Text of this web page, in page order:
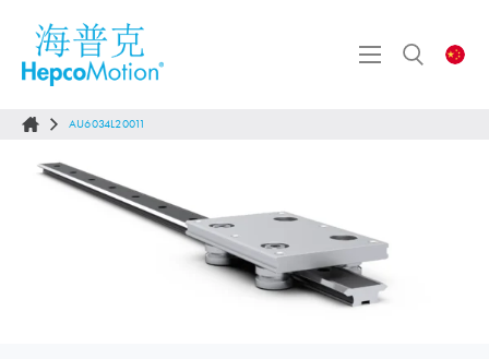
AU6034L20011